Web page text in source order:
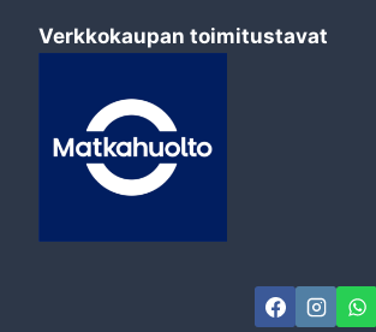
Verkkokaupan toimitustavat